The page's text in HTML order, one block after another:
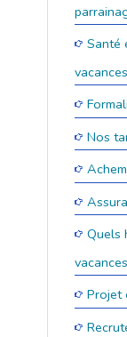
Santé
vacances
Nos
Quels
Projet